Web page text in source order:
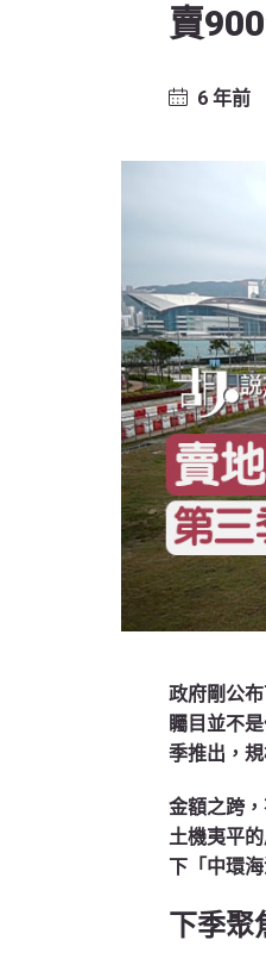
賣
6 年前
政府剛公
矚目並不
季推出，
金額之跨
土機夷平
下「中環
下季聚